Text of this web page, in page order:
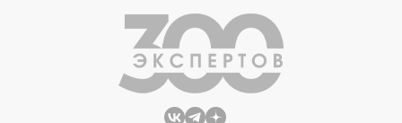
завидных холостяков и связал себя узами
брака с Анастасией Шубской.